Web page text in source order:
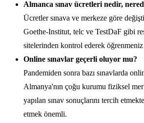
Almanca sınav ücretleri nedir,
Ücretler sınava ve merkeze göre
Goethe-Institut, telc ve TestDaF gibi
sitelerinden kontrol ederek
Online sınavlar geçerli oluyor mu?
Pandemiden sonra bazı sınavlarda
Almanya'nın çoğu kurumu fiziksel
yapılan sınav sonuçlarını tercih
etmek önemli.